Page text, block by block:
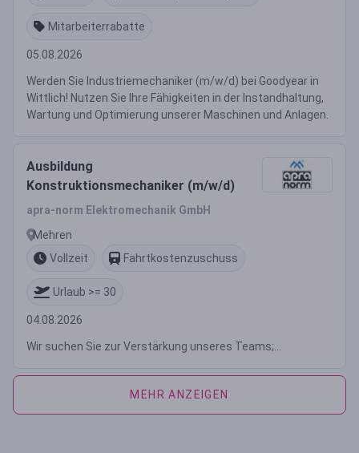
Mitarbeiterrabatte
05.08.2026
Werden Sie Industriemechaniker (m/w/d) bei Goodyear in
Wittlich! Nutzen Sie Ihre Fähigkeiten in der Instandhaltung,
Wartung und Optimierung unserer Maschinen und Anlagen.
Ausbildung
Konstruktionsmechaniker (m/w/d)
apra-norm Elektromechanik GmbH
Mehren
Vollzeit
Fahrtkostenzuschuss
Urlaub >= 30
04.08.2026
Wir suchen Sie zur Verstärkung unseres Teams;...
MEHR ANZEIGEN